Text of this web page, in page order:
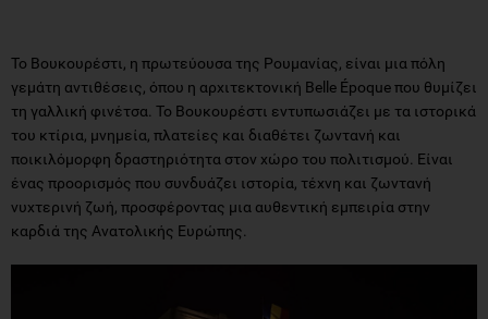
Το Βουκουρέστι, η πρωτεύουσα της Ρουμανίας, είναι μια πόλη
γεμάτη αντιθέσεις, όπου η αρχιτεκτονική Belle Époque που θυμίζει
τη γαλλική φινέτσα. Το Βουκουρέστι εντυπωσιάζει με τα ιστορικά
του κτίρια, μνημεία, πλατείες και διαθέτει ζωντανή και
ποικιλόμορφη δραστηριότητα στον χώρο του πολιτισμού. Είναι
ένας προορισμός που συνδυάζει ιστορία, τέχνη και ζωντανή
νυχτερινή ζωή, προσφέροντας μια αυθεντική εμπειρία στην
καρδιά της Ανατολικής Ευρώπης.